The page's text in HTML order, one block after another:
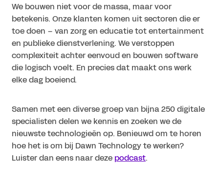
We bouwen niet voor de massa, maar voor
betekenis. Onze klanten komen uit sectoren die er
toe doen – van zorg en educatie tot entertainment
en publieke dienstverlening. We verstoppen
complexiteit achter eenvoud en bouwen software
die logisch voelt. En precies dat maakt ons werk
elke dag boeiend.
Samen met een diverse groep van bijna 250 digitale
specialisten delen we kennis en zoeken we de
nieuwste technologieën op. Benieuwd om te horen
hoe het is om bij Dawn Technology te werken?
Luister dan eens naar deze podcast.